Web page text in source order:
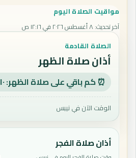
مواقيت الصلاة اليوم
آخر تحديث:٨ أغسطس ٢٠٢٦ في ١٢:١٦ ص
الصلاة القادمة
أذان صلاة الظهر
⏰ كم باقي على صلاة الظهر: ٠١:٤٠:٠٩
الوقت الآن في نيبس
أذان صلاة الفجر